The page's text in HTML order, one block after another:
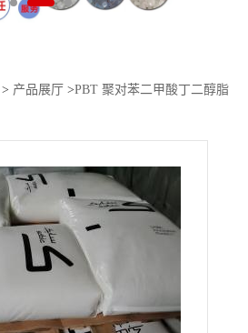
> 产品展厅 >PBT 聚对苯二甲酸丁二醇脂